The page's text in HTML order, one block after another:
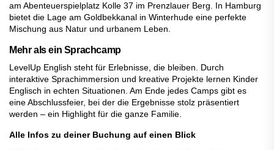
am Abenteuerspielplatz Kolle 37 im Prenzlauer Berg. In Hamburg
bietet die Lage am Goldbekkanal in Winterhude eine perfekte
Mischung aus Natur und urbanem Leben.
Mehr als ein Sprachcamp
LevelUp English steht für Erlebnisse, die bleiben. Durch
interaktive Sprachimmersion und kreative Projekte lernen Kinder
Englisch in echten Situationen. Am Ende jedes Camps gibt es
eine Abschlussfeier, bei der die Ergebnisse stolz präsentiert
werden – ein Highlight für die ganze Familie.
Alle Infos zu deiner Buchung auf einen Blick